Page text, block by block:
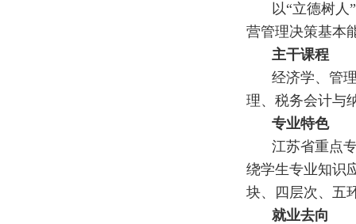
以“立德树
营管理决策基本
主干课程
经济学、管
理、税务会计与
专业特色
江苏省重点
绕学生专业知识
块、四层次、五
就业去向